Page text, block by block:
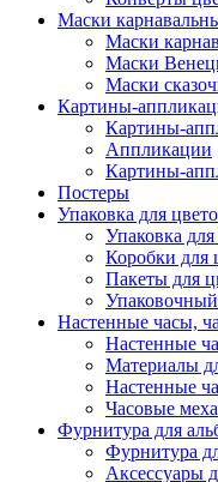
Маски
Маски
Маски
Маски
Картины-
Картины-
Аппликации
Картины-
Постеры
Упаковка для
Упаковка для
Коробки для
Пакеты для
Настенные часы,
Настенные
Материалы
Настенные
Часовые
Фурнитура для
Фурнитура
Аксессуары